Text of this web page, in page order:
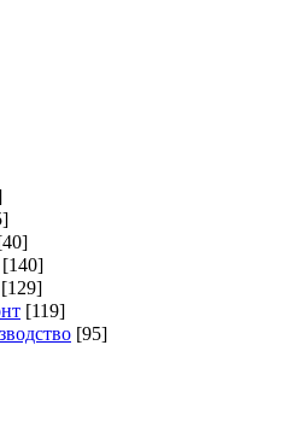
[140]
[129]
[119]
[95]